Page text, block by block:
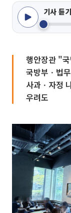
기사 듣기
행안장관 "
국방부ㆍ법
사과ㆍ자정
우려도